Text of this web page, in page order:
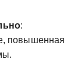
:
повышенная